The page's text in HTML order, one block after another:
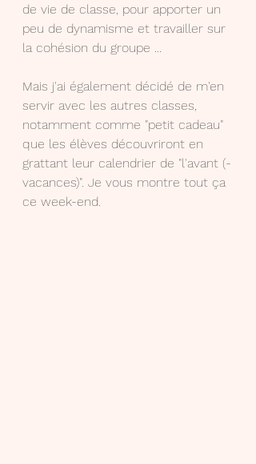
de vie de classe, pour apporter un
peu de dynamisme et travailler sur
la cohésion du groupe ...
Mais j'ai également décidé de m'en
servir avec les autres classes,
notamment comme "petit cadeau"
que les élèves découvriront en
grattant leur calendrier de "l'avant (-
vacances)". Je vous montre tout ça
ce week-end.